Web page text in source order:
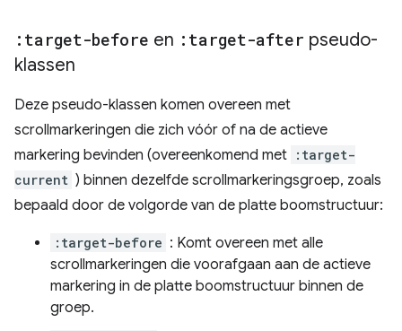
:target-before en :target-after pseudo-
klassen
Deze pseudo-klassen komen overeen met
scrollmarkeringen die zich vóór of na de actieve
markering bevinden (overeenkomend met :target-
current ) binnen dezelfde scrollmarkeringsgroep, zoals
bepaald door de volgorde van de platte boomstructuur:
:target-before : Komt overeen met alle
scrollmarkeringen die voorafgaan aan de actieve
markering in de platte boomstructuur binnen de
groep.